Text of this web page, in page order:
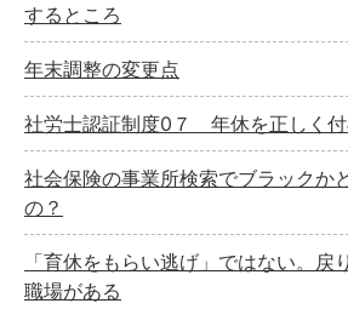
するところ
年末調整の変更点
社労士認証制度0７ 年休を正しく付
社会保険の事業所検索でブラックか
の？
「育休をもらい逃げ」ではない。戻
職場がある